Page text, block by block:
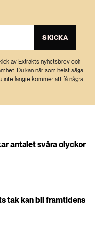
SKICKA
av Extrakts nyhetsbrev och
Du kan när som helst säga
inte längre kommer att få några
antalet svåra olyckor
tak kan bli framtidens